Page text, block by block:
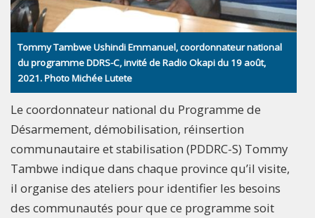
Tommy Tambwe Ushindi Emmanuel, coordonnateur national
du programme DDRS-C, invité de Radio Okapi du 19 août,
2021. Photo Michée Lutete
Le coordonnateur national du Programme de
Désarmement, démobilisation, réinsertion
communautaire et stabilisation (PDDRC-S) Tommy
Tambwe indique dans chaque province qu’il visite,
il organise des ateliers pour identifier les besoins
des communautés pour que ce programme soit